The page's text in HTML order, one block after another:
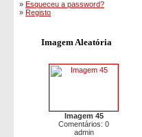
» Esqueceu a password?
» Registo
Imagem Aleatória
Imagem 45
Comentários: 0
admin